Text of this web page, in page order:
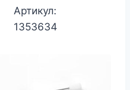
составляла
49.00₽.
цена:
30.00₽.
Артикул:
1353634